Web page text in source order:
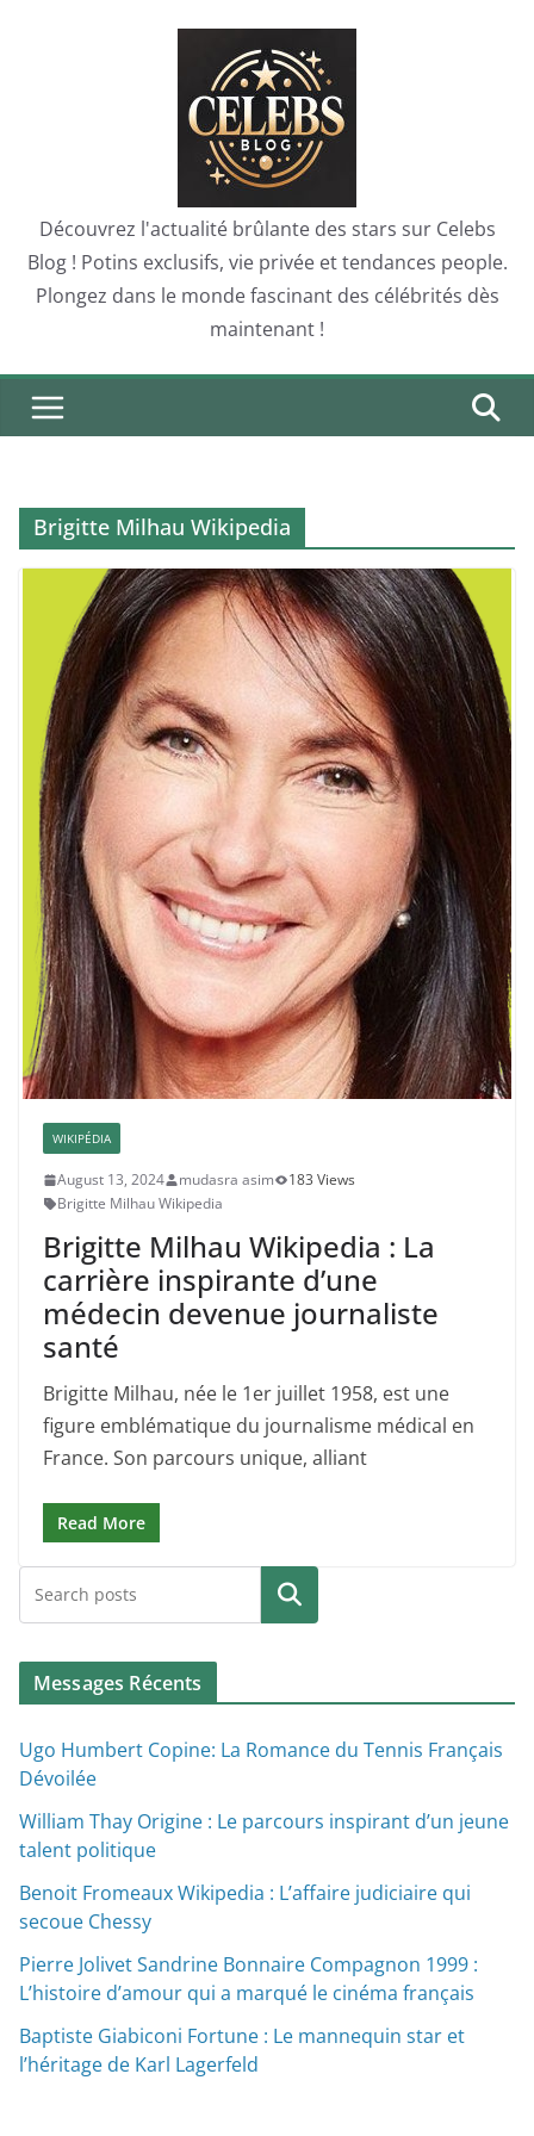
Découvrez l'actualité brûlante des stars sur Celebs
Blog ! Potins exclusifs, vie privée et tendances people.
Plongez dans le monde fascinant des célébrités dès
maintenant !
Brigitte Milhau Wikipedia
WIKIPÉDIA
August 13, 2024 mudasra asim
183 Views
Brigitte Milhau Wikipedia
Brigitte Milhau Wikipedia : La
carrière inspirante d’une
médecin devenue journaliste
santé
Brigitte Milhau, née le 1er juillet 1958, est une
figure emblématique du journalisme médical en
France. Son parcours unique, alliant
Read More
Search
Messages Récents
Ugo Humbert Copine: La Romance du Tennis Français
Dévoilée
William Thay Origine : Le parcours inspirant d’un jeune
talent politique
Benoit Fromeaux Wikipedia : L’affaire judiciaire qui
secoue Chessy
Pierre Jolivet Sandrine Bonnaire Compagnon 1999 :
L’histoire d’amour qui a marqué le cinéma français
Baptiste Giabiconi Fortune : Le mannequin star et
l’héritage de Karl Lagerfeld